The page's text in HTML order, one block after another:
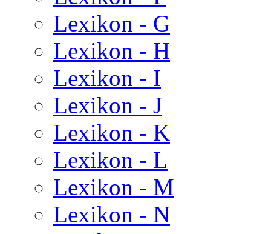
Lexikon - G
Lexikon - H
Lexikon - I
Lexikon - J
Lexikon - K
Lexikon - L
Lexikon - M
Lexikon - N